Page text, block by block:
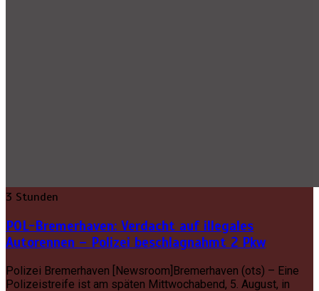
3 Stunden
POL-Bremerhaven: Verdacht auf illegales
Autorennen – Polizei beschlagnahmt 2 Pkw
Polizei Bremerhaven [Newsroom]Bremerhaven (ots) – Eine
Polizeistreife ist am späten Mittwochabend, 5. August, in